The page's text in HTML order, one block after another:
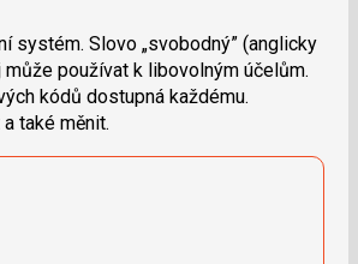
systém. Slovo „svobodný” (anglicky
používat k libovolným účelům.
kódů dostupná každému.
také měnit.